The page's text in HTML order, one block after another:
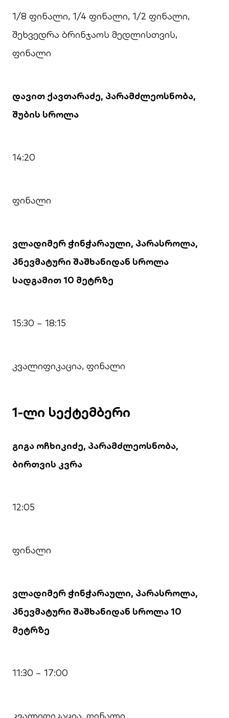
1/8 ფინალი, 1/4 ფინალი, 1/2 ფინალი,
შეხვედრა ბრინჯაოს მედლისთვის,
ფინალი
დავით ქავთარაძე, პარამძლეოსნობა,
შუბის სროლა
14:20
ფინალი
ვლადიმერ ჭინჭარაული, პარასროლა,
პნევმატური შაშხანიდან სროლა
სადგამით 10 მეტრზე
15:30 − 18:15
კვალიფიკაცია, ფინალი
1-ლი სექტემბერი
გიგა ოჩხიკიძე, პარამძლეოსნობა,
ბირთვის კვრა
12:05
ფინალი
ვლადიმერ ჭინჭარაული, პარასროლა,
პნევმატური შაშხანიდან სროლა 10
მეტრზე
11:30 − 17:00